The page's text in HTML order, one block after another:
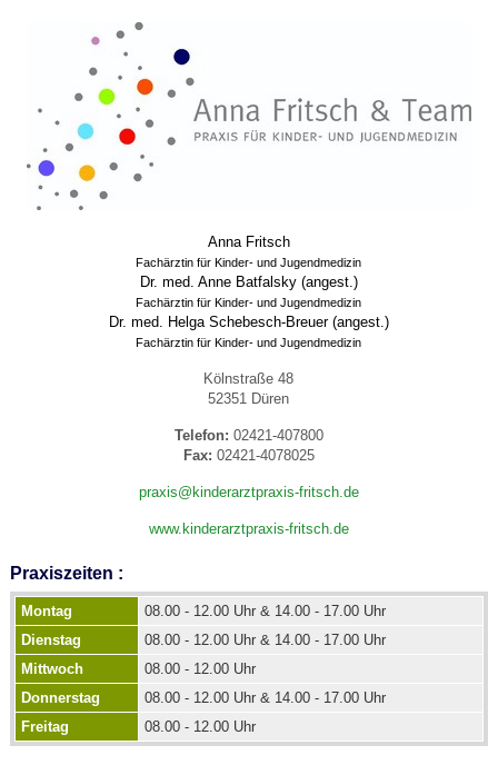
Anna Fritsch
Fachärztin für Kinder- und Jugendmedizin
Dr. med. Anne Batfalsky (angest.)
Fachärztin für Kinder- und Jugendmedizin
Dr. med. Helga Schebesch-Breuer (angest.)
Fachärztin für Kinder- und Jugendmedizin
Kölnstraße 48
52351 Düren
Telefon: 02421-407800
Fax: 02421-4078025
praxis@kinderarztpraxis-fritsch.de
www.kinderarztpraxis-fritsch.de
Praxiszeiten :
Montag
08.00 - 12.00 Uhr & 14.00 - 17.00 Uhr
Dienstag
08.00 - 12.00 Uhr & 14.00 - 17.00 Uhr
Mittwoch
08.00 - 12.00 Uhr
Donnerstag
08.00 - 12.00 Uhr & 14.00 - 17.00 Uhr
Freitag
08.00 - 12.00 Uhr